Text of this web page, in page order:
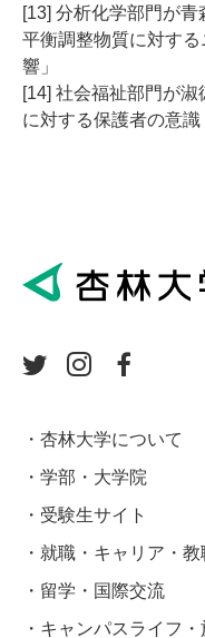
[13] 分析化学部門が
平衡調整物質に対す
響」
[14] 社会福祉部門が
に対する保護者の意識
杏林大学について
学部・大学院
受験生サイト
就職・キャリア・教
留学・国際交流
キャンパスライフ・